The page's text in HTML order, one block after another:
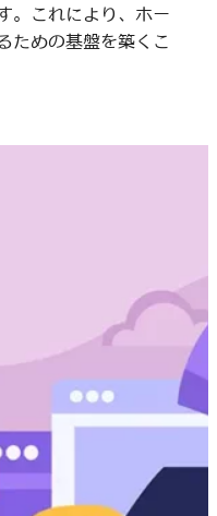
。これにより、ホー
ための基盤を築くこ